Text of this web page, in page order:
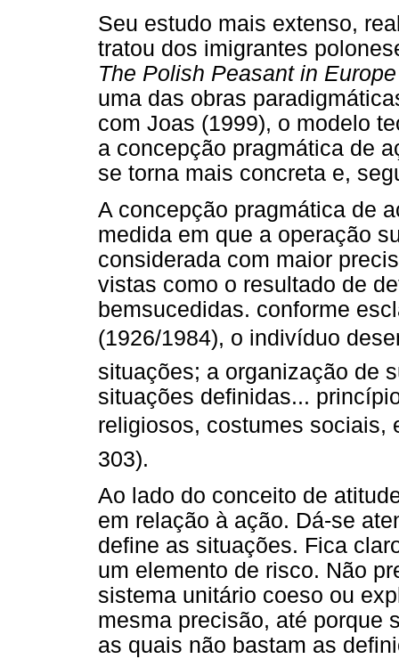
Seu estudo mais extenso,
tratou dos imigrantes
The Polish Peasant in
uma das obras
com Joas (1999), o modelo
a concepção pragmática de
se torna mais concreta e,
A concepção pragmática de
medida em que a operação
considerada com maior
vistas como o resultado de
bemsucedidas. conforme
(1926/1984), o indivíduo
situações; a organização de
situações definidas...
religiosos, costumes sociais,
303).
Ao lado do conceito de
em relação à ação. Dá-se
define as situações. Fica
um elemento de risco. Não
sistema unitário coeso ou
mesma precisão, até porque
as quais não bastam as